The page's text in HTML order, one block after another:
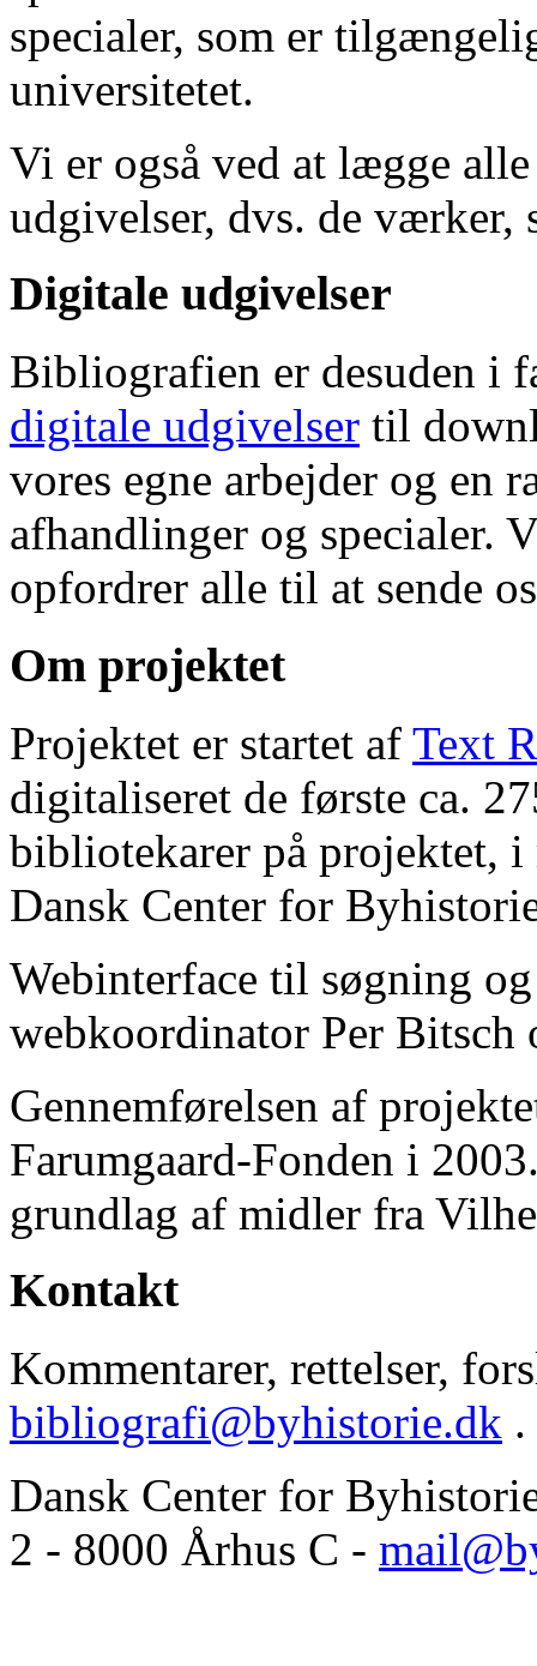
specialer, som er
universitetet.
Vi er også ved at lægge
udgivelser, dvs. de værker,
Digitale udgivelser
Bibliografien er desuden i
digitale udgivelser til
vores egne arbejder og en
afhandlinger og specialer.
opfordrer alle til at sende
Om projektet
Projektet er startet af Text
digitaliseret de første ca.
bibliotekarer på projektet, i
Dansk Center for
Webinterface til søgning
webkoordinator Per Bitsch
Gennemførelsen af
Farumgaard-Fonden i
grundlag af midler fra
Kontakt
Kommentarer, rettelser,
bibliografi@byhistorie.dk .
Dansk Center for
2 - 8000 Århus C -